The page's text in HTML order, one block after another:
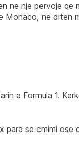
ne nje pervoje
Monaco, ne diten
e Formula 1.
se cmimi ose